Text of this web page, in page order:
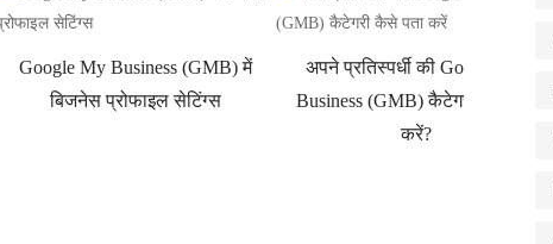
Google My Business (GMB) में
बिजनेस प्रोफाइल सेटिंग्स
अपने प्रतिस्पर्धी की Google My
Business (GMB) कैटेगरी कैसे पता
करें?